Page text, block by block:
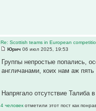
Re: Scottish teams in European
Юрич 06 июл 2025, 19:53
Группы непростые попались,
англичанами, коих нам аж
Напрягало отсутствие Талиба
4 человекотметили этот пост как